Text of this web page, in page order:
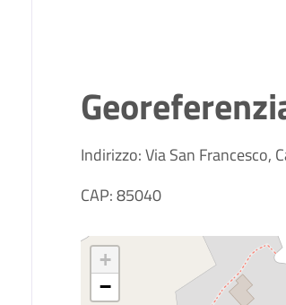
Indirizzo: Via San Francesco,
CAP: 85040
+
−